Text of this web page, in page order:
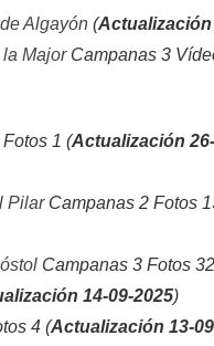
Algayón (Actualización
MajorCampanas 3
Fotos 1 (Actualización
PilarCampanas 2 Fotos
Campanas 3 Fotos
14-09-2025)
4 (Actualización 13-